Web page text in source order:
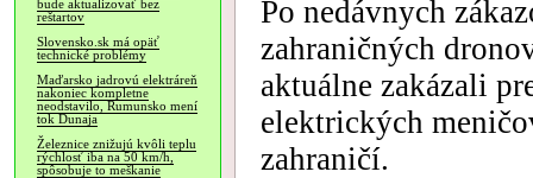
bude aktualizovať bez
reštartov
Slovensko.sk má opäť
technické problémy
Maďarsko jadrovú elektráreň
nakoniec kompletne
neodstavilo, Rumunsko mení
tok Dunaja
Železnice znižujú kvôli teplu
rýchlosť iba na 50 km/h,
spôsobuje to meškanie
Po nedávnych
zahraničných
aktuálne zakázali
elektrických
zahraničí.